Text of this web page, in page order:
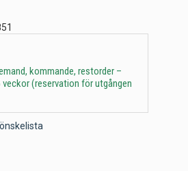
kommande, restorder –
(reservation för utgången